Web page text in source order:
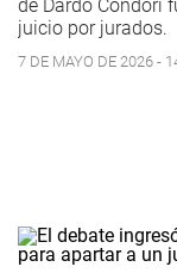
de Dardo Condorí
juicio por jurados.
7 DE MAYO DE 2026 -